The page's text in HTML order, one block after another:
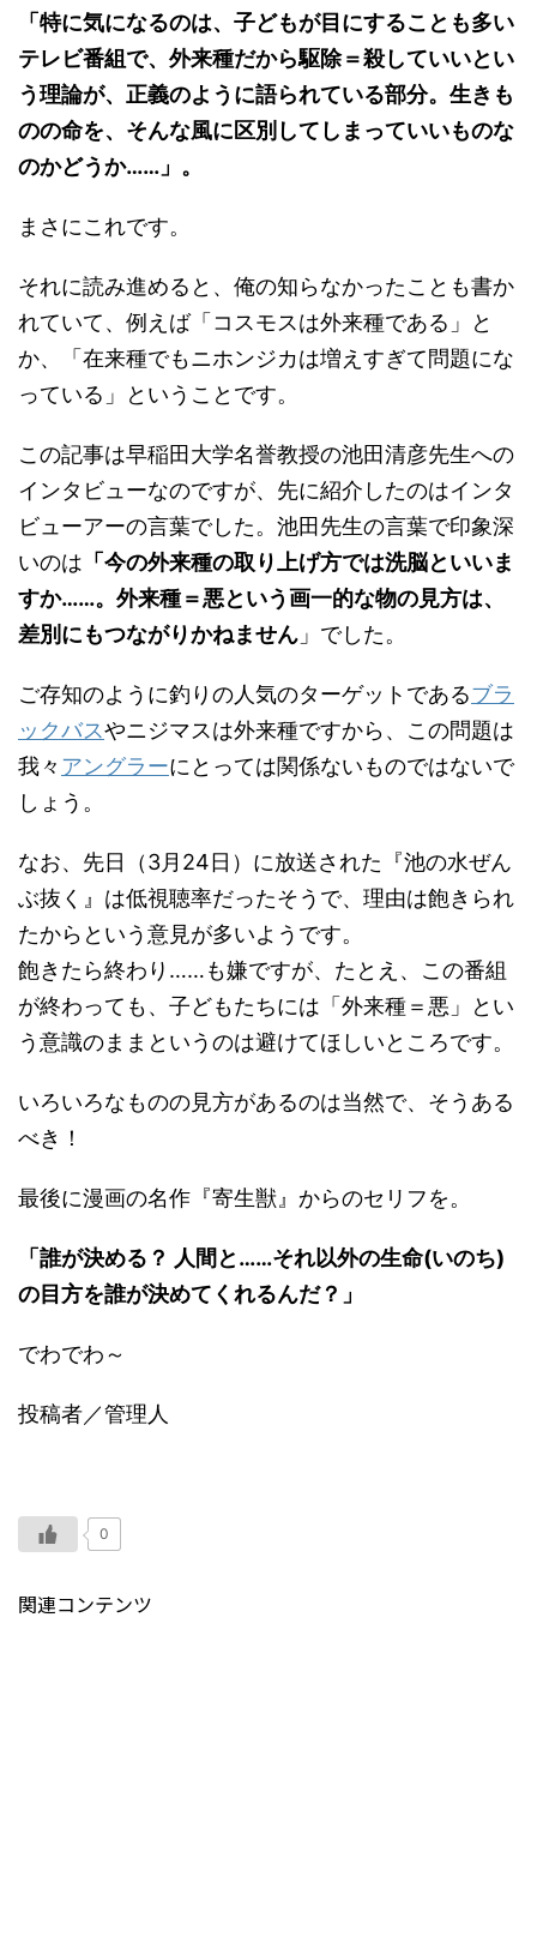
「特に気になるのは、子どもが目にすることも多い
テレビ番組で、外来種だから駆除＝殺していいとい
う理論が、正義のように語られている部分。生きも
のの命を、そんな風に区別してしまっていいものな
のかどうか……」。
まさにこれです。
それに読み進めると、俺の知らなかったことも書か
れていて、例えば「コスモスは外来種である」と
か、「在来種でもニホンジカは増えすぎて問題にな
っている」ということです。
この記事は早稲田大学名誉教授の池田清彦先生への
インタビューなのですが、先に紹介したのはインタ
ビューアーの言葉でした。池田先生の言葉で印象深
いのは 「今の外来種の取り上げ方では洗脳といいま
すか……。外来種＝悪という画一的な物の見方は、
差別にもつながりかねません 」でした。
ご存知のように釣りの人気のターゲットであるブラ
ックバスやニジマスは外来種ですから、この問題は
我々 アングラーにとっては関係ないものではないで
しょう。
なお、先日（3月24日）に放送された『池の水ぜん
ぶ抜く』は低視聴率だったそうで、理由は飽きられ
たからという意見が多いようです。
飽きたら終わり……も嫌ですが、たとえ、この番組
が終わっても、子どもたちには「外来種＝悪」とい
う意識のままというのは避けてほしいところです。
いろいろなものの見方があるのは当然で、そうある
べき！
最後に漫画の名作『寄生獣』からのセリフを。
「誰が決める？ 人間と……それ以外の生命(いのち)
の目方を誰が決めてくれるんだ？」
でわでわ～
投稿者／管理人
0
関連コンテンツ